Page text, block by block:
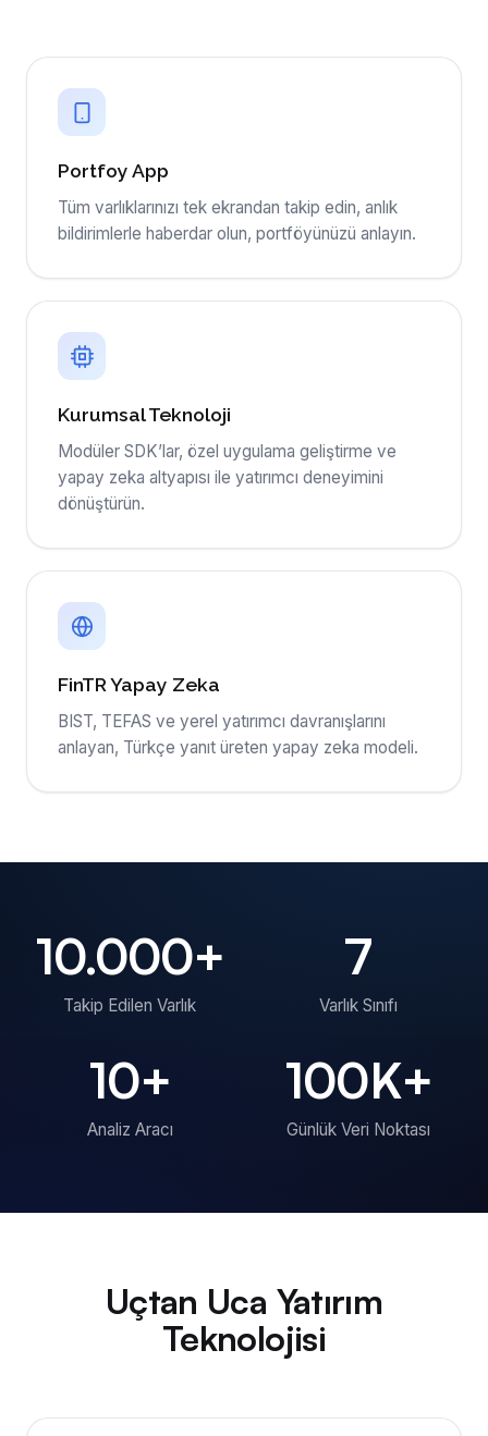
Portfoy App
Tüm varlıklarınızı tek ekrandan takip edin, anlık
bildirimlerle haberdar olun, portföyünüzü anlayın.
Kurumsal Teknoloji
Modüler SDK’lar, özel uygulama geliştirme ve
yapay zeka altyapısı ile yatırımcı deneyimini
dönüştürün.
FinTR Yapay Zeka
BIST, TEFAS ve yerel yatırımcı davranışlarını
anlayan, Türkçe yanıt üreten yapay zeka modeli.
10.000+
Takip Edilen Varlık
7
Varlık Sınıfı
10+
Analiz Aracı
100K+
Günlük Veri Noktası
Uçtan Uca Yatırım
Teknolojisi